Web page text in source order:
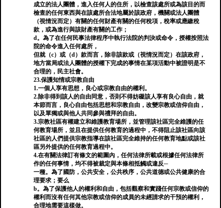
成立的法人團體，進入任何人的住所，以檢查該處所或為該目的而
檢查的任何東西與在該處所合法地屬於該政府，機關或法人團體
（視情況而定）有關的任何財產有關的任何稅項，稅率或應繳稅
款，或為進行與該財產有關的工作；
d。為了在任何民事法律程序中執行法院的判決或命令，授權按照法
院的命令進入任何處所，
但就（c）或（d）款而言，除非該款或（視情況而定）在該政府，
地方當局或法人團體的授權下完成的事情在某項活動中被證明是不
合理的，民主社會。
23.保護知情或宗教自由
1.一個人享有思想，良心或宗教自由的權利。
2.除非得到該人的自由同意，否則不得妨礙該人享有良心自由，就
本節而言，良心自由包括思想和宗教自由，改變宗教或信仰自由，
以及單獨或與他人共同參與禮拜的自由。
3.宗教社區有權建立和維護教育場所，並管理該社區完全維護的任
何教育場所，並且在提供任何教育的過程中，不得阻止該社區向該
社區的人們提供宗教指導在該社區完全維持的任何教育地點或該社
區另外提供的任何教育過程中。
4.在有關法律訂有條文的範圍內，任何法律所載或根據任何法律所
作的任何事情，均不得被裁定與本條相抵觸或違反─
一種。為了國防，公共安全，公共秩序，公共道德或公共健康的合
理要求；要么
b。為了保護他人的權利和自由，包括觀察和實踐任何宗教或信仰的
權利而沒有任何其他宗教或信仰的成員的未經請求的干預的權利，
合理地需要這樣做。